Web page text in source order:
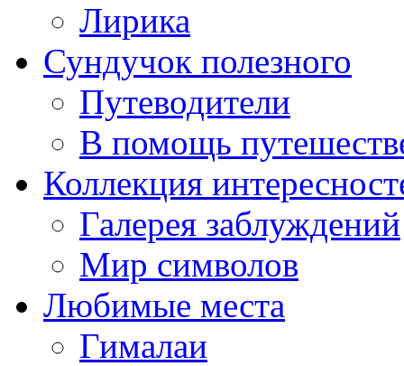
Лирика
Сундучок полезного
Путеводители
В помощь
Коллекция
Галерея заблуждений
Мир символов
Любимые места
Гималаи